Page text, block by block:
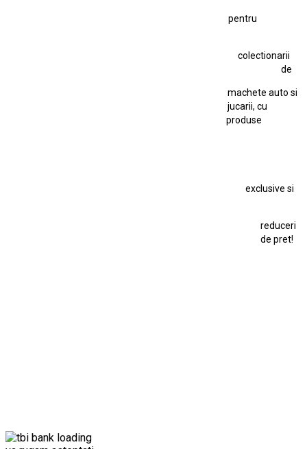
pentru
colectionarii
de
machete auto si
jucarii, cu
produse
exclusive si
reduceri
de pret!